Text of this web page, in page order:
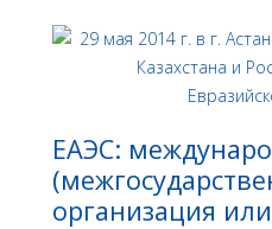
ЕАЭС:
организация